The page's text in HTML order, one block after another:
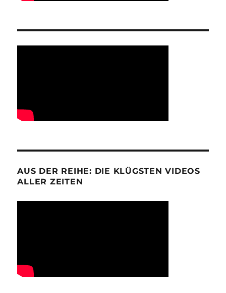
AUS DER REIHE: DIE KLÜGSTEN VIDEOS
ALLER ZEITEN